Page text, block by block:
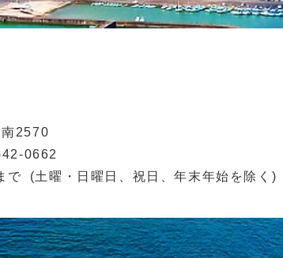
南2570
0662
で
(土曜・日曜日、祝日、年末年始を除く)